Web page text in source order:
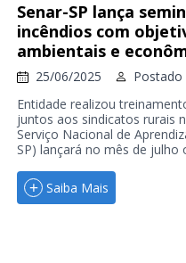
Senar-SP lança
incêndios com
ambientais e
25/06/2025 Postado
Entidade realizou
juntos aos sindicatos rurais
Serviço Nacional de
SP) lançará no mês de julho
Saiba Mais